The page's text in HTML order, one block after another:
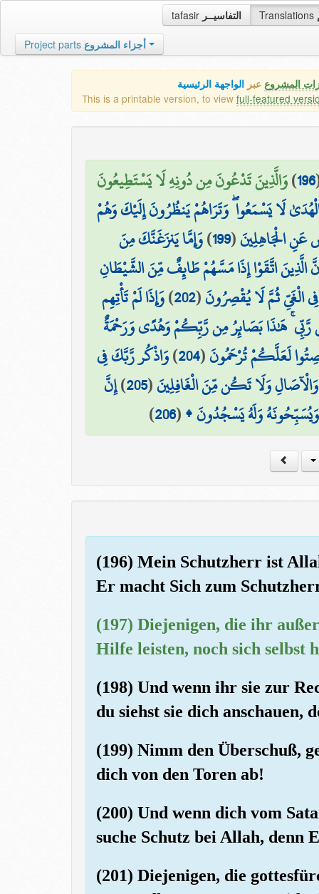
tafasir التفاسيــر Translations
Project parts أجزاء المشروع
المشروع عبر الواجهة الرئيسية
This is a printable version, to view full-featured
196
)وَالَّذِينَ تَدْعُونَ مِن دُونِهِ لَا يَسْتَطِيعُونَ
لَا يَسْمَعُوا ۖ وَتَرَاهُمْ يَنظُرُونَ إِلَيْكَ وَهُمْ
عَنِ الْجَاهِلِينَ(
199
)وَإِمَّا يَنزَغَنَّكَ مِنَ
الَّذِينَ اتَّقَوْا إِذَا مَسَّهُمْ طَائِفٌ مِّنَ الشَّيْطَانِ
الْغَيِّ ثُمَّ لَا يُقْصِرُونَ(
202
)وَإِذَا لَمْ تَأْتِهِم
مِن رَّبِّي ۚ هَٰذَا بَصَائِرُ مِن رَّبِّكُمْ وَهُدًى وَرَحْمَةٌ
لَعَلَّكُمْ تُرْحَمُونَ(
204
)وَاذْكُر رَّبَّكَ فِي
وَلَا تَكُن مِّنَ الْغَافِلِينَ(
205
)إِنَّ
وَلَهُ يَسْجُدُونَ ۩(
206
)
(196) Mein Schutzherr ist
Er macht Sich zum
(197) Diejenigen, die ihr
Hilfe leisten, noch sich selbst
(198) Und wenn ihr sie zur
du siehst sie dich anschauen,
(199) Nimm den Überschuß,
dich von den Toren ab!
(200) Und wenn dich vom
suche Schutz bei Allah, denn
(201) Diejenigen, die